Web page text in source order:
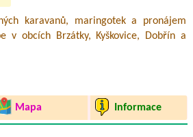
karavanů, maringotek a pronájem
v obcích Brzátky, Kyškovice, Dobřín a
Mapa Informace